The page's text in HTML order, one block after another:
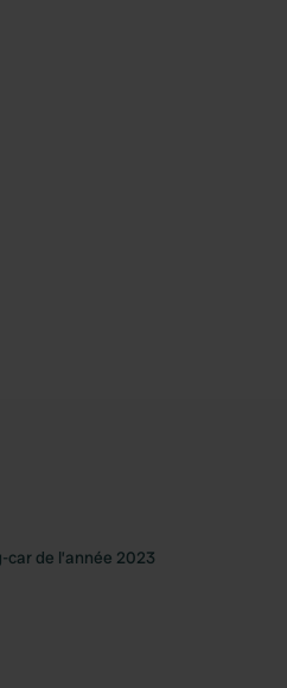
de l’année 2023